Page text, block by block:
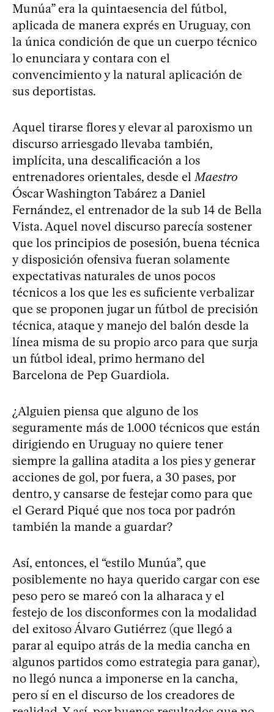
Munúa” era la quintaesencia del fútbol,
aplicada de manera exprés en Uruguay, con
la única condición de que un cuerpo técnico
lo enunciara y contara con el
convencimiento y la natural aplicación de
sus deportistas.
Aquel tirarse flores y elevar al paroxismo un
discurso arriesgado llevaba también,
implícita, una descalificación a los
entrenadores orientales, desde el Maestro
Óscar Washington Tabárez a Daniel
Fernández, el entrenador de la sub 14 de Bella
Vista. Aquel novel discurso parecía sostener
que los principios de posesión, buena técnica
y disposición ofensiva fueran solamente
expectativas naturales de unos pocos
técnicos a los que les es suficiente verbalizar
que se proponen jugar un fútbol de precisión
técnica, ataque y manejo del balón desde la
línea misma de su propio arco para que surja
un fútbol ideal, primo hermano del
Barcelona de Pep Guardiola.
¿Alguien piensa que alguno de los
seguramente más de 1.000 técnicos que están
dirigiendo en Uruguay no quiere tener
siempre la gallina atadita a los pies y generar
acciones de gol, por fuera, a 30 pases, por
dentro, y cansarse de festejar como para que
el Gerard Piqué que nos toca por padrón
también la mande a guardar?
Así, entonces, el “estilo Munúa”, que
posiblemente no haya querido cargar con ese
peso pero se mareó con la alharaca y el
festejo de los disconformes con la modalidad
del exitoso Álvaro Gutiérrez (que llegó a
parar al equipo atrás de la media cancha en
algunos partidos como estrategia para ganar),
no llegó nunca a imponerse en la cancha,
pero sí en el discurso de los creadores de